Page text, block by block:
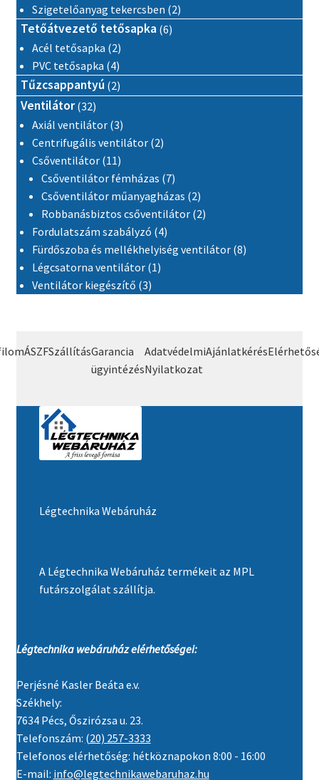
Szigetelőanyag tekercsben 22 termék
Tetőátvezető tetősapka 66 termék
Acél tetősapka 22 termék
PVC tetősapka 44 termék
Tűzcsappantyú 22 termék
Ventilátor 3232 termék
Axiál ventilátor 33 termék
Centrifugális ventilátor 22 termék
Csőventilátor 1111 termék
Csőventilátor fémházas 77 termék
Csőventilátor műanyagházas 22 termék
Robbanásbiztos csőventilátor 22 termék
Fordulatszám szabályzó 44 termék
Fürdőszoba és mellékhelyiség ventilátor 88 termék
Légcsatorna ventilátor 11 termék
Ventilátor kiegészítő 33 termék
ÁSZFSzállításGarancia
ügyintézés
Adatvédelmi
Nyilatkozat
Ajánlatkérés
Légtechnika Webáruház
A Légtechnika Webáruház termékeit az MPL
futárszolgálat szállítja.
Légtechnika webáruház elérhetőségei:
Perjésné Kasler Beáta e.v.
Székhely:
7634 Pécs, Őszirózsa u. 23.
Telefonszám: (20) 257-3333
Telefonos elérhetőség: hétköznapokon 8:00 - 16:00
E-mail: info@legtechnikawebaruhaz.hu